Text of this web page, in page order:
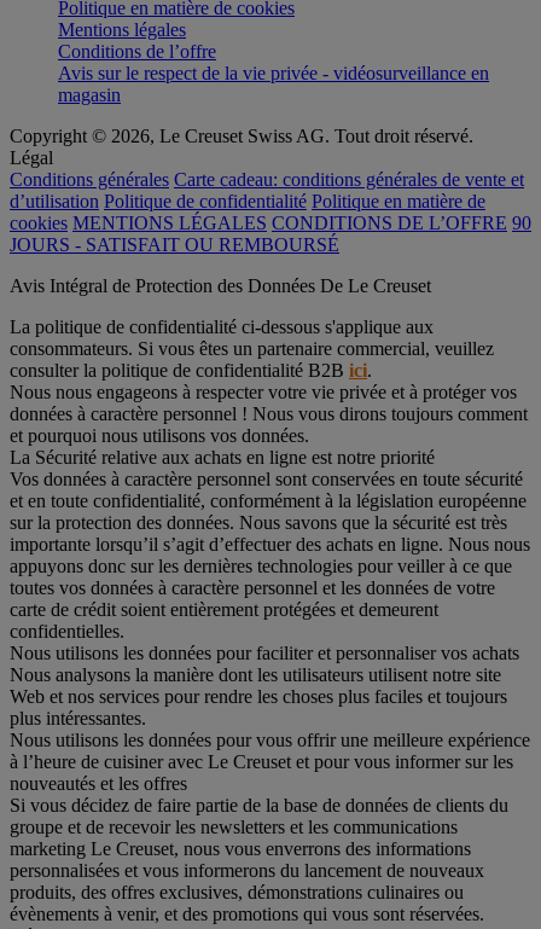
Politique en matière de cookies
Mentions légales
Conditions de l’offre
Avis sur le respect de la vie privée - vidéosurveillance en
magasin
Copyright © 2026, Le Creuset Swiss AG. Tout droit réservé.
Légal
Conditions générales Carte cadeau: conditions générales de vente et
d’utilisation Politique de confidentialité Politique en matière de
cookies MENTIONS LÉGALES CONDITIONS DE L’OFFRE 90
JOURS - SATISFAIT OU REMBOURSÉ
Avis Intégral de Protection des Données De Le Creuset
La politique de confidentialité ci-dessous s'applique aux
consommateurs. Si vous êtes un partenaire commercial, veuillez
consulter la politique de confidentialité B2B ici.
Nous nous engageons à respecter votre vie privée et à protéger vos
données à caractère personnel ! Nous vous dirons toujours comment
et pourquoi nous utilisons vos données.
La Sécurité relative aux achats en ligne est notre priorité
Vos données à caractère personnel sont conservées en toute sécurité
et en toute confidentialité, conformément à la législation européenne
sur la protection des données. Nous savons que la sécurité est très
importante lorsqu’il s’agit d’effectuer des achats en ligne. Nous nous
appuyons donc sur les dernières technologies pour veiller à ce que
toutes vos données à caractère personnel et les données de votre
carte de crédit soient entièrement protégées et demeurent
confidentielles.
Nous utilisons les données pour faciliter et personnaliser vos achats
Nous analysons la manière dont les utilisateurs utilisent notre site
Web et nos services pour rendre les choses plus faciles et toujours
plus intéressantes.
Nous utilisons les données pour vous offrir une meilleure expérience
à l’heure de cuisiner avec Le Creuset et pour vous informer sur les
nouveautés et les offres
Si vous décidez de faire partie de la base de données de clients du
groupe et de recevoir les newsletters et les communications
marketing Le Creuset, nous vous enverrons des informations
personnalisées et vous informerons du lancement de nouveaux
produits, des offres exclusives, démonstrations culinaires ou
évènements à venir, et des promotions qui vous sont réservées.